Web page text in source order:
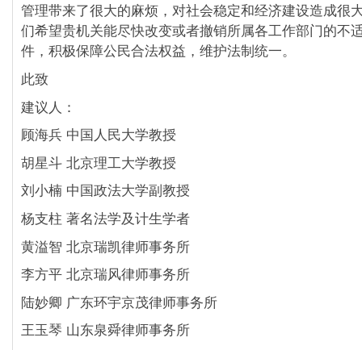
管理带来了很大的麻烦，对社会稳定和经济建设造成很
们希望贵机关能尽快改变或者撤销所属各工作部门的不
件，积极保障公民合法权益，维护法制统一。
此致
建议人：
顾海兵 中国人民大学教授
胡星斗 北京理工大学教授
刘小楠 中国政法大学副教授
杨支柱 著名法学及计生学者
黄溢智 北京瑞凯律师事务所
李方平 北京瑞风律师事务所
陆妙卿 广东环宇京茂律师事务所
王玉琴 山东泉舜律师事务所